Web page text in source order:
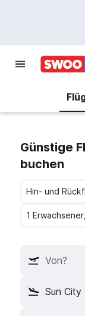
Günstige
buchen
Hin- und
1
Von?
Sun